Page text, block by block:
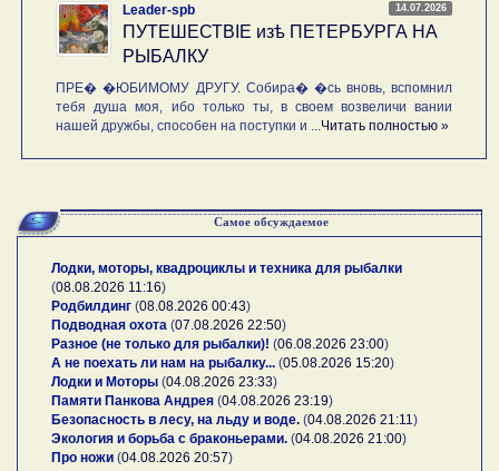
14.07.2026
Leader-spb
ПУТЕШЕСТВIE изѣ ПЕТЕРБУРГА НА
РЫБАЛКУ
ПРЕ� �ЮБИМОМУ ДРУГУ. Собира� �сь вновь, вспомнил
тебя душа моя, ибо только ты, в своем возвеличи вании
нашей дружбы, способен на поступки и ... Читать полностью »
Самое обсуждаемое
Лодки, моторы, квадроциклы и техника для рыбалки
(08.08.2026 11:16)
Родбилдинг (08.08.2026 00:43)
Подводная охота (07.08.2026 22:50)
Разное (не только для рыбалки)! (06.08.2026 23:00)
А не поехать ли нам на рыбалку... (05.08.2026 15:20)
Лодки и Моторы (04.08.2026 23:33)
Памяти Панкова Андрея (04.08.2026 23:19)
Безопасность в лесу, на льду и воде. (04.08.2026 21:11 )
Экология и борьба с браконьерами. (04.08.2026 21:00)
Про ножи (04.08.2026 20:57)